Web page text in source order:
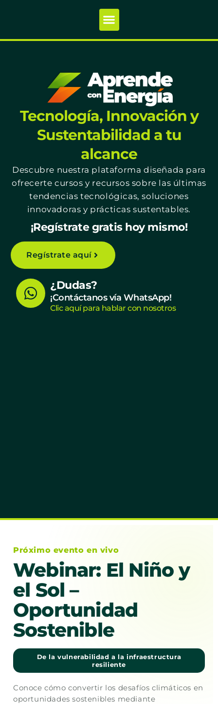
Tecnología, Innovación y
Sustentabilidad a tu
alcance
Descubre nuestra plataforma diseñada para
ofrecerte cursos y recursos sobre las últimas
tendencias tecnológicas, soluciones
innovadoras y prácticas sustentables.
¡Regístrate gratis hoy mismo!
Regístrate aquí
W
h
¿Dudas?
¡Contáctanos vía WhatsApp!
Clic aquí para hablar con nosotros
Próximo evento en vivo
Webinar: El Niño y
el Sol –
Oportunidad
Sostenible
De la vulnerabilidad a la infraestructura
resiliente
Conoce cómo convertir los desafíos climáticos en
oportunidades sostenibles mediante